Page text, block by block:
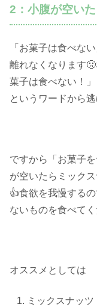
2：小腹が空い
「お菓子は食べな
離れなくなります
菓子は食べない！
というワードから
ですから「お菓子
が空いたらミック
👍食欲を我慢する
ないものを食べてく
オススメとしては
ミックスナッツ